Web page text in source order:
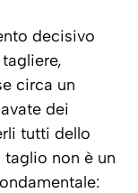
decisivo
circa un
dei
tutti dello
taglio non è un